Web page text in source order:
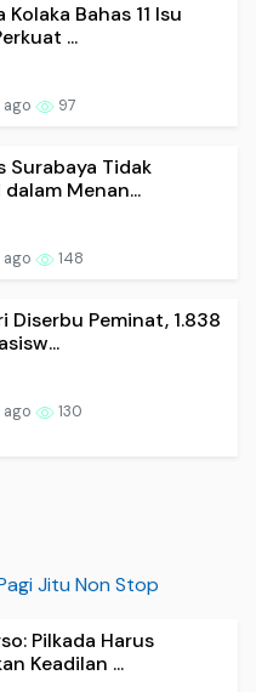
Bahas 11 Isu
...
97
Surabaya Tidak
Menan...
148
Diserbu Peminat, 1.838
130
Jitu Non Stop
Pilkada Harus
Keadilan ...